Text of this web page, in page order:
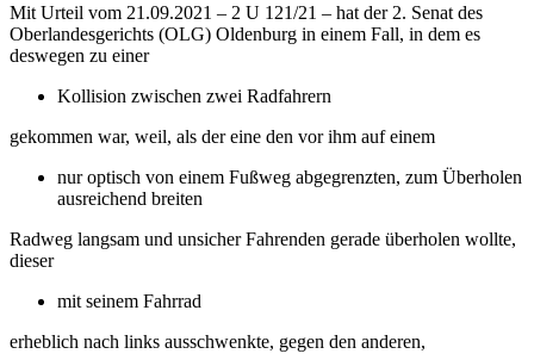
Mit Urteil vom 21.09.2021 – 2 U 121/21 – hat der 2. Senat des
Oberlandesgerichts (OLG) Oldenburg in einem Fall, in dem es
deswegen zu einer
Kollision zwischen zwei Radfahrern
gekommen war, weil, als der eine den vor ihm auf einem
nur optisch von einem Fußweg abgegrenzten, zum Überholen
ausreichend breiten
Radweg langsam und unsicher Fahrenden gerade überholen wollte,
dieser
mit seinem Fahrrad
erheblich nach links ausschwenkte, gegen den anderen,